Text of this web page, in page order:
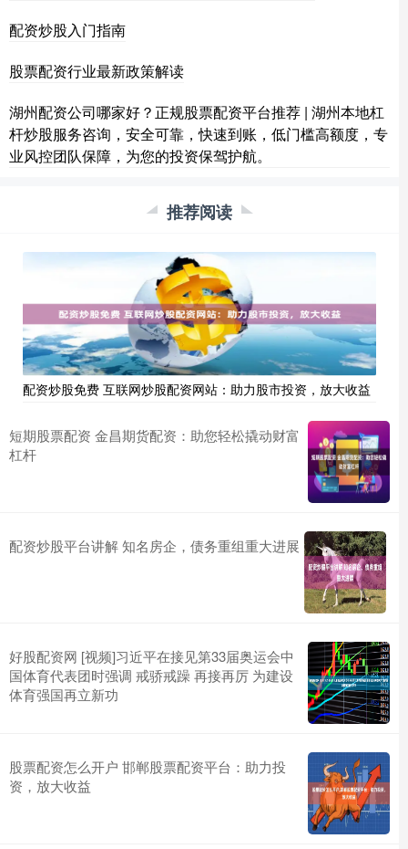
配资炒股入门指南
股票配资行业最新政策解读
湖州配资公司哪家好？正规股票配资平台推荐 | 湖州本地杠
杆炒股服务咨询，安全可靠，快速到账，低门槛高额度，专
业风控团队保障，为您的投资保驾护航。
推荐阅读
配资炒股免费 互联网炒股配资网站：助力股市投资，放大收益
短期股票配资 金昌期货配资：助您轻松撬动财富
杠杆
配资炒股平台讲解 知名房企，债务重组重大进展
好股配资网 [视频]习近平在接见第33届奥运会中
国体育代表团时强调 戒骄戒躁 再接再厉 为建设
体育强国再立新功
股票配资怎么开户 邯郸股票配资平台：助力投
资，放大收益